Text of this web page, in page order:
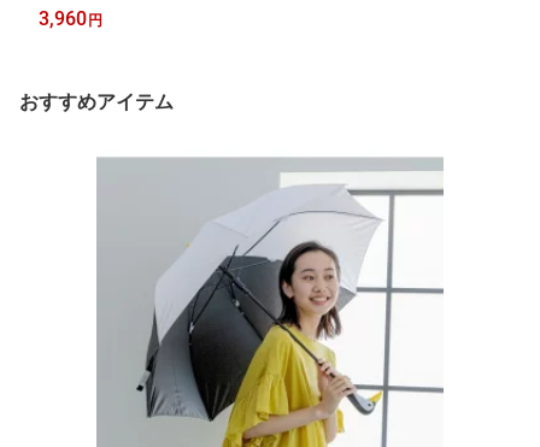
3,960 円
おすすめアイテム